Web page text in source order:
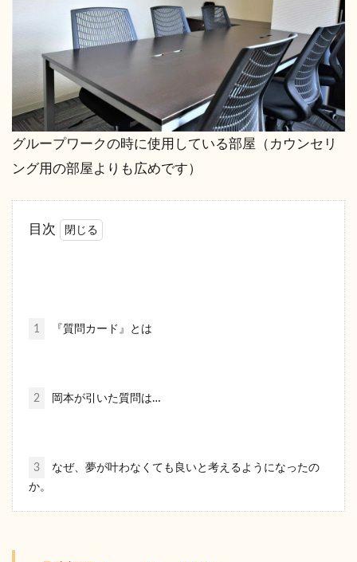
グループワークの時に使用している部屋（カウンセリ
ング用の部屋よりも広めです）
目次
1 『質問カード』とは
2 岡本が引いた質問は…
3
なぜ、夢が叶わなくても良いと考えるようになったの
か。